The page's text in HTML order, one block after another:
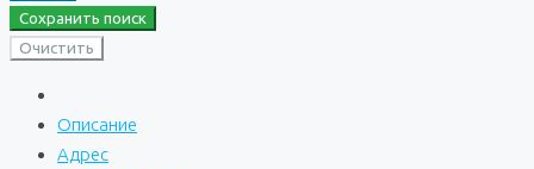
Сохранить поиск
Очистить
Описание
Адрес